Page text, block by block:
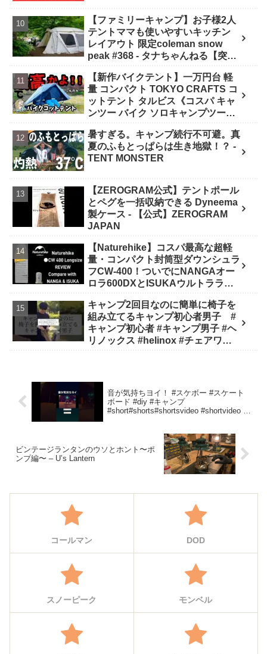
【ファミリーキャンプ】お子様2人
テントママも使いやすいキッチン
レイアウト 限定coleman snow
peak #368 - タナちゃんねる【突撃
【新作バイクテント】一万円台 軽
量 コンパクト TOKYO CRAFTS コ
ットテント タルビス《コスパ キャ
ンツー バイク ソロキャンプツーリ
リー 選び方》 - ｺﾝﾊﾟｸﾄｷﾞｱ紹介★バ
イク野営部
暑すぎる。キャンプ続行不可避。真
夏のふもとっぱらは生き地獄！？ -
TENT MONSTER
【ZEROGRAM公式】テントポール
とペグを一括収納できる Dyneema
製ケース - 【公式】ZEROGRAM
JAPAN
【Naturehike】コスパ最高な超軽
量・コンパクト封筒型ダウンシュラ
フCW-400！ついでにNANGAオー
ロラ600DXとISUKAウルトラライ
channel / Ride&Camp
キャンプ2回目なのに簡単に椅子を
組み立てるキャンプ初心者男子 #
キャンプ初心者 #キャンプ男子 #ヘ
リノックス #helinox #チェアワン #
音が気持ちヨイ！ #スケボー #スケート
ボード #diy #キャンプ
#short#shorts#shortsvideo #shortvideo –
ビンテージランタンのウソとホント〜ポ
ンプ編〜 – U’s Lantern
コールマン DOD
スノーピーク モンベル